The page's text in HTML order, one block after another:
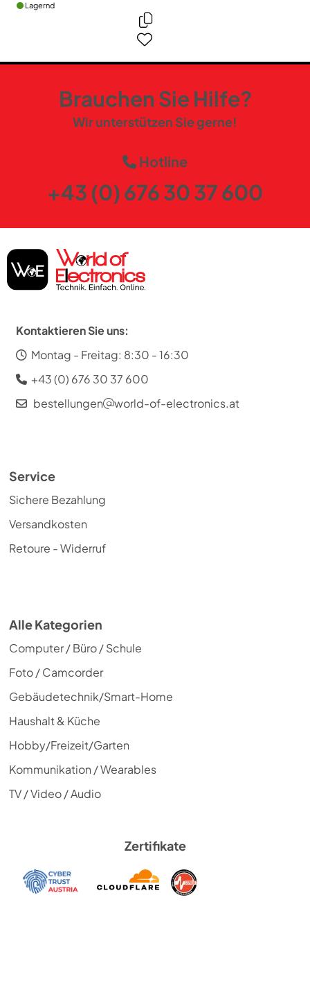
Lagernd
Brauchen Sie Hilfe?
Wir unterstützen Sie gerne!
Hotline
+43 (0) 676 30 37 600
Kontaktieren Sie uns:
Montag - Freitag: 8:30 - 16:30
+43 (0) 676 30 37 600
bestellungen
world-of-electronics.at
Service
Sichere Bezahlung
Versandkosten
Retoure - Widerruf
Alle Kategorien
Computer / Büro / Schule
Foto / Camcorder
Gebäudetechnik/Smart-Home
Haushalt & Küche
Hobby/Freizeit/Garten
Kommunikation / Wearables
TV / Video / Audio
Zertifikate